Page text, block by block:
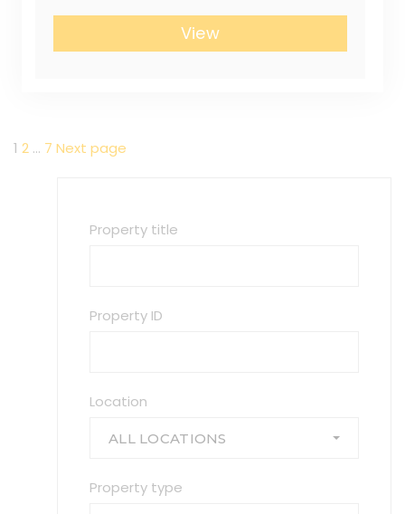
View
Навигация
Page
1 Page
2 … Page
7 Next page
Property title
Property ID
Location
ALL LOCATIONS
Property type